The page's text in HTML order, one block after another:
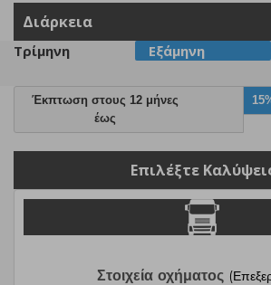
Διάρκεια
Τρίμηνη
Εξάμηνη
Έκπτωση στους 12 μήνες
έως
Επιλέξτε
Στοιχεία οχήματος